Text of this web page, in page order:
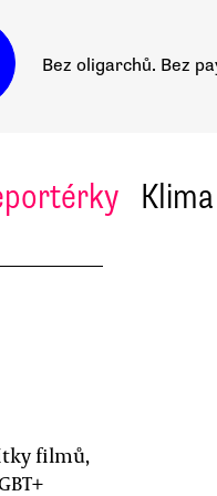
Bez oligarchů. Bez
Klima
filmů,